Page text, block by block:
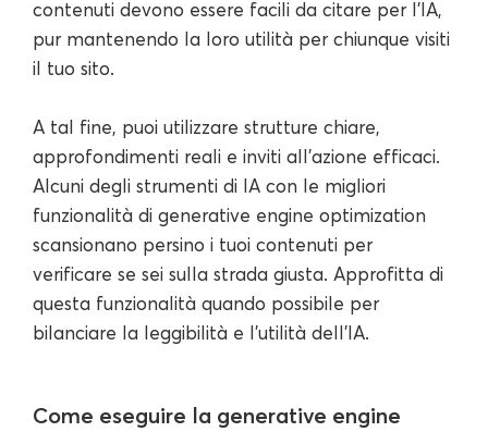
contenuti devono essere facili da citare per l'IA,
pur mantenendo la loro utilità per chiunque visiti
il tuo sito.
A tal fine, puoi utilizzare strutture chiare,
approfondimenti reali e inviti all'azione efficaci.
Alcuni degli strumenti di IA con le migliori
funzionalità di generative engine optimization
scansionano persino i tuoi contenuti per
verificare se sei sulla strada giusta. Approfitta di
questa funzionalità quando possibile per
bilanciare la leggibilità e l'utilità dell'IA.
Come eseguire la generative engine